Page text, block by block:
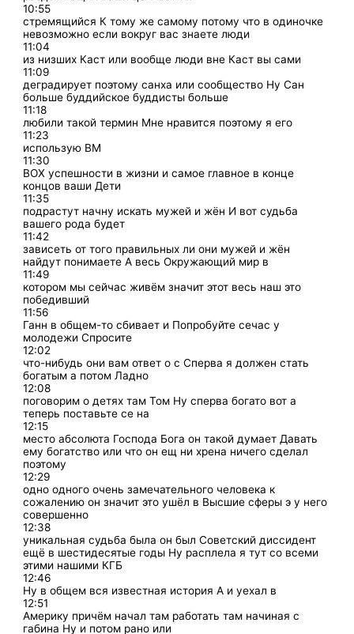
10:55
стремящийся К тому же самому потому что в одиночке
невозможно если вокруг вас знаете люди
11:04
из низших Каст или вообще люди вне Каст вы сами
11:09
деградирует поэтому санха или сообщество Ну Сан
больше буддийское буддисты больше
11:18
любили такой термин Мне нравится поэтому я его
11:23
использую ВМ
11:30
ВОХ успешности в жизни и самое главное в конце
концов ваши Дети
11:35
подрастут начну искать мужей и жён И вот судьба
вашего рода будет
11:42
зависеть от того правильных ли они мужей и жён
найдут понимаете А весь Окружающий мир в
11:49
котором мы сейчас живём значит этот весь наш это
победивший
11:56
Ганн в общем-то сбивает и Попробуйте сечас у
молодежи Спросите
12:02
что-нибудь они вам ответ о с Сперва я должен стать
богатым а потом Ладно
12:08
поговорим о детях там Том Ну сперва богато вот а
теперь поставьте се на
12:15
место абсолюта Господа Бога он такой думает Давать
ему богатство или что он ещ ни хрена ничего сделал
поэтому
12:29
одно одного очень замечательного человека к
сожалению он значит это ушёл в Высшие сферы э у него
совершенно
12:38
уникальная судьба была он был Советский диссидент
ещё в шестидесятые годы Ну расплела я тут со всеми
этими нашими КГБ
12:46
Ну в общем вся известная история А и уехал в
12:51
Америку причём начал там работать там начиная с
габина Ну и потом рано или